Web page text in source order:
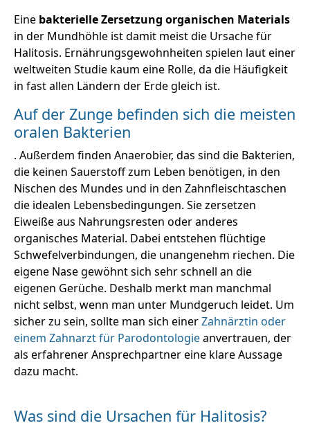
Eine bakterielle Zersetzung organischen Materials
in der Mundhöhle ist damit meist die Ursache für
Halitosis. Ernährungsgewohnheiten spielen laut einer
weltweiten Studie kaum eine Rolle, da die Häufigkeit
in fast allen Ländern der Erde gleich ist.
Auf der Zunge befinden sich die meisten
oralen Bakterien
. Außerdem finden Anaerobier, das sind die Bakterien,
die keinen Sauerstoff zum Leben benötigen, in den
Nischen des Mundes und in den Zahnfleischtaschen
die idealen Lebensbedingungen. Sie zersetzen
Eiweiße aus Nahrungsresten oder anderes
organisches Material. Dabei entstehen flüchtige
Schwefelverbindungen, die unangenehm riechen. Die
eigene Nase gewöhnt sich sehr schnell an die
eigenen Gerüche. Deshalb merkt man manchmal
nicht selbst, wenn man unter Mundgeruch leidet. Um
sicher zu sein, sollte man sich einerZahnärztin oder
einem Zahnarzt für Parodontologieanvertrauen, der
als erfahrener Ansprechpartner eine klare Aussage
dazu macht.
Was sind die Ursachen für Halitosis?